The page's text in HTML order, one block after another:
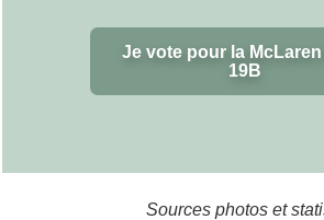
Je vote pour la McLaren
19B
Sources photos et